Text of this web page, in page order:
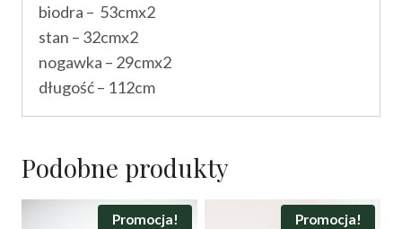
biodra – 53cmx2
stan – 32cmx2
nogawka – 29cmx2
długość – 112cm
Podobne produkty
Promocja! Promocja!